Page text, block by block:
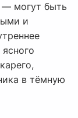
— могут быть
и
в тёмную